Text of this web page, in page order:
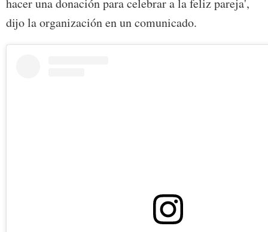
hacer una donación para celebrar a la feliz pareja',
dijo la organización en un comunicado.